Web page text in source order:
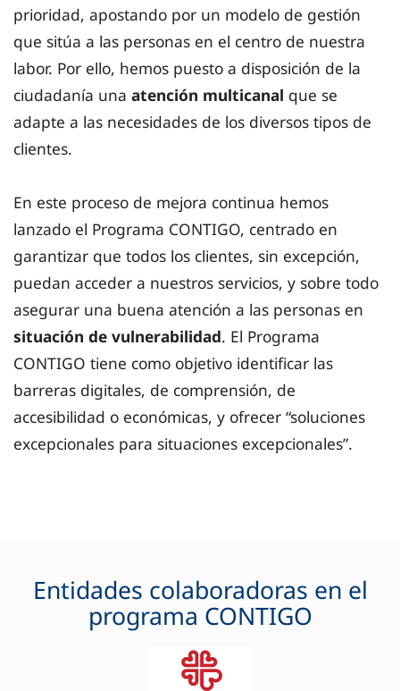
prioridad, apostando por un modelo de gestión
que sitúa a las personas en el centro de nuestra
labor. Por ello, hemos puesto a disposición de la
ciudadanía una atención multicanal que se
adapte a las necesidades de los diversos tipos de
clientes.
En este proceso de mejora continua hemos
lanzado el Programa CONTIGO, centrado en
garantizar que todos los clientes, sin excepción,
puedan acceder a nuestros servicios, y sobre todo
asegurar una buena atención a las personas en
situación de vulnerabilidad. El Programa
CONTIGO tiene como objetivo identificar las
barreras digitales, de comprensión, de
accesibilidad o económicas, y ofrecer “soluciones
excepcionales para situaciones excepcionales”.
Entidades colaboradoras en el
programa CONTIGO